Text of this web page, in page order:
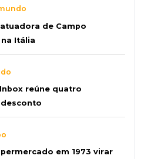
de Campo
Itália
reúne quatro
em 1973 virar